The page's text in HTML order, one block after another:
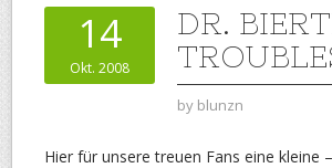
14
Okt. 2008
DR.
by blunzn
Hier für unsere treuen Fans eine kleine